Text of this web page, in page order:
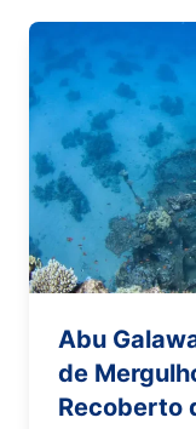
Abu
de
Recoberto